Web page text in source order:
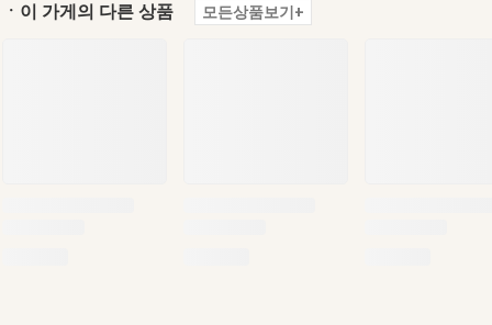
ㆍ이 가게의 다른 상품 모든상품보기+